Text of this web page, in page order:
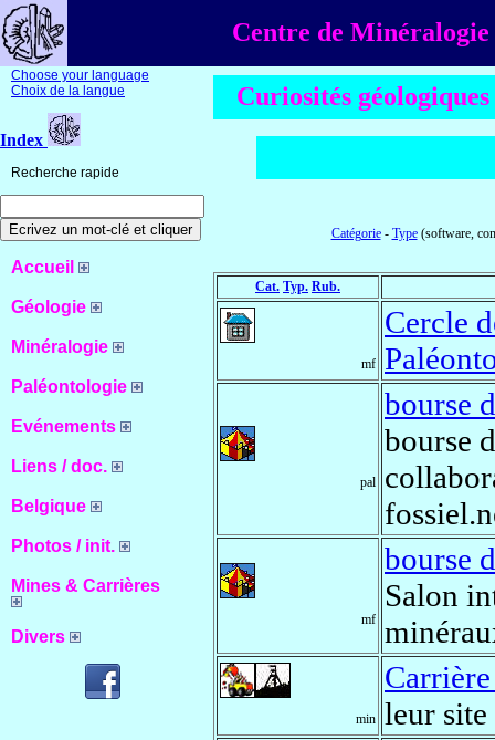
Centre de Minéralogie
Choose your language
Choix de la langue
Index
Recherche rapide
Accueil
Géologie
Minéralogie
Paléontologie
Evénements
Liens / doc.
Belgique
Photos / init.
Mines & Carrières
Divers
Curiosités
Catégorie- Type(software,
Cat. Typ. Rub.
mf
Cercle
pal
bourse
bourse
mf
bourse
Salon
min leur site